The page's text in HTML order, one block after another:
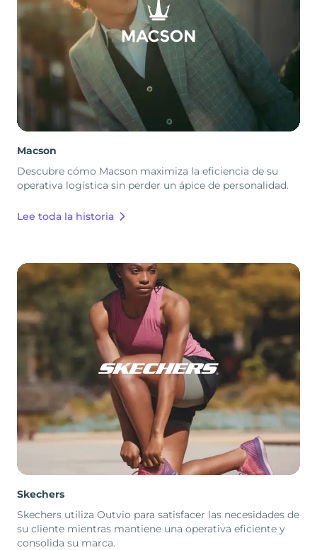
Macson
Descubre cómo Macson maximiza la eficiencia de su
operativa logística sin perder un ápice de personalidad.
Lee toda la historia
Skechers
Skechers utiliza Outvio para satisfacer las necesidades de
su cliente mientras mantiene una operativa eficiente y
consolida su marca.